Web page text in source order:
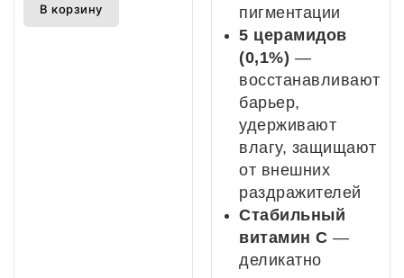
В корзину
пигментации
5 церамидов
(0,1%) —
восстанавливают
барьер,
удерживают
влагу, защищают
от внешних
раздражителей
Стабильный
витамин С —
деликатно